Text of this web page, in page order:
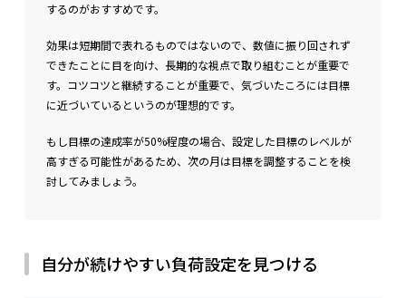
するのがおすすめです。
効果は短期間で表れるものではないので、数値に振り回されず
できたことに目を向け、長期的な視点で取り組むことが重要で
す。コツコツと継続することが重要で、気づいたころには目標
に近づいているというのが理想的です。
もし目標の達成率が50%程度の場合、設定した目標のレベルが
高すぎる可能性があるため、次の月は目標を調整することを検
討してみましょう。
自分が続けやすい負荷設定を見つける